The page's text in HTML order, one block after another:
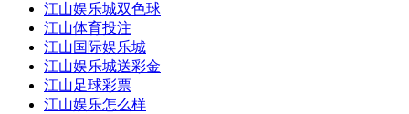
江山娱乐城双色球
江山体育投注
江山国际娱乐城
江山娱乐城送彩金
江山足球彩票
江山娱乐怎么样